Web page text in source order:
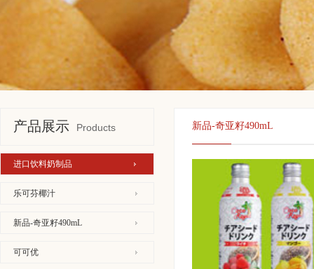
产品展示 Products
进口饮料奶制品
乐可芬椰汁
新品-奇亚籽490mL
可可优
新品-奇亚籽490mL